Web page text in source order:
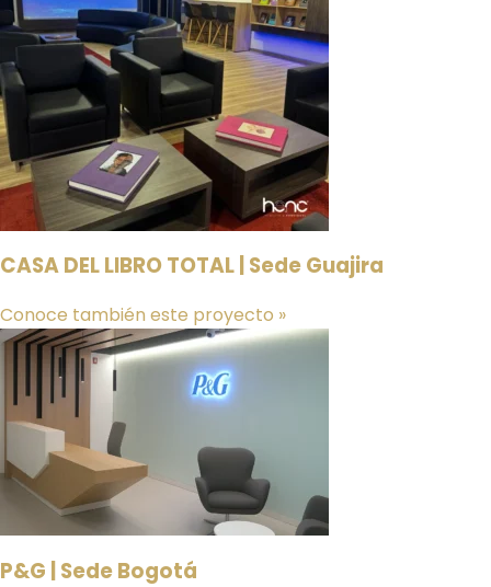
CASA DEL LIBRO TOTAL | Sede Guajira
Conoce también este proyecto »
P&G | Sede Bogotá